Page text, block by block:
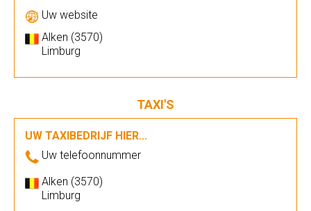
Uw website
Alken (3570)
Limburg
TAXI'S
UW TAXIBEDRIJF HIER...
Uw telefoonnummer
Alken (3570)
Limburg